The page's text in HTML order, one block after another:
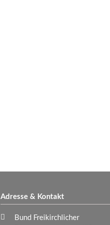
Adresse & Kontakt
Bund Freikirchlicher